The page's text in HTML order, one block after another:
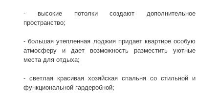
- высокие потолки создают дополнительное
пространство;
- большая утепленная лоджия придает квартире особую
атмосферу и дает возможность разместить уютные
места для отдыха;
- светлая красивая хозяйская спальня со стильной и
функциональной гардеробной;